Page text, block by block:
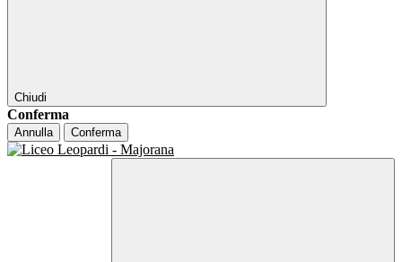
Chiudi
Conferma
Annulla Conferma